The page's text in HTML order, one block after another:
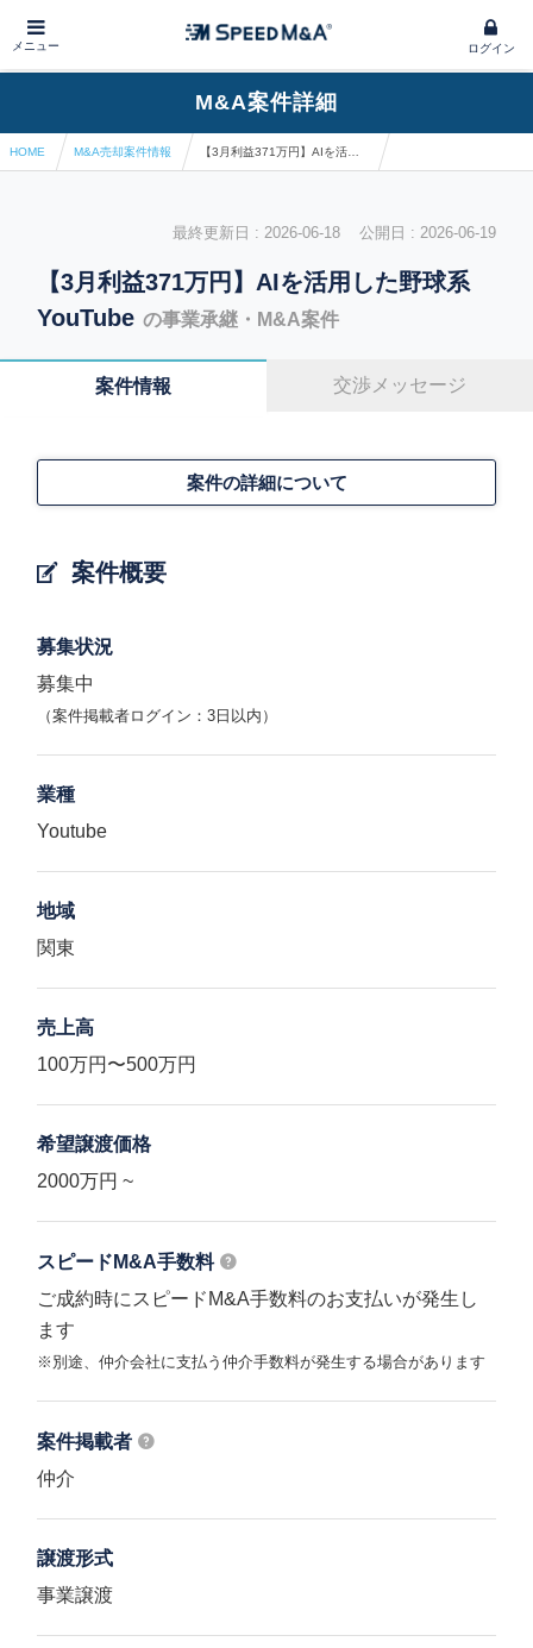
メニュー ログイン
M&A案件詳細
HOME M&A売却案件情報
最終更新日 : 2026-06-18 公開日 : 2026-06-19
【3月利益371万円】AIを活用した野球系
YouTube の事業承継・M&A案件
案件情報 交渉メッセージ
案件概要
案件の詳細について
募集状況
募集中
（案件掲載者ログイン：3日以内）
業種
Youtube
地域
関東
売上高
100万円〜500万円
希望譲渡価格
2000万円 ~
スピードM&A手数料
ご成約時にスピードM&A手数料のお支払いが発生し
ます
※別途、仲介会社に支払う仲介手数料が発生する場合があります
案件掲載者
仲介
譲渡形式
事業譲渡